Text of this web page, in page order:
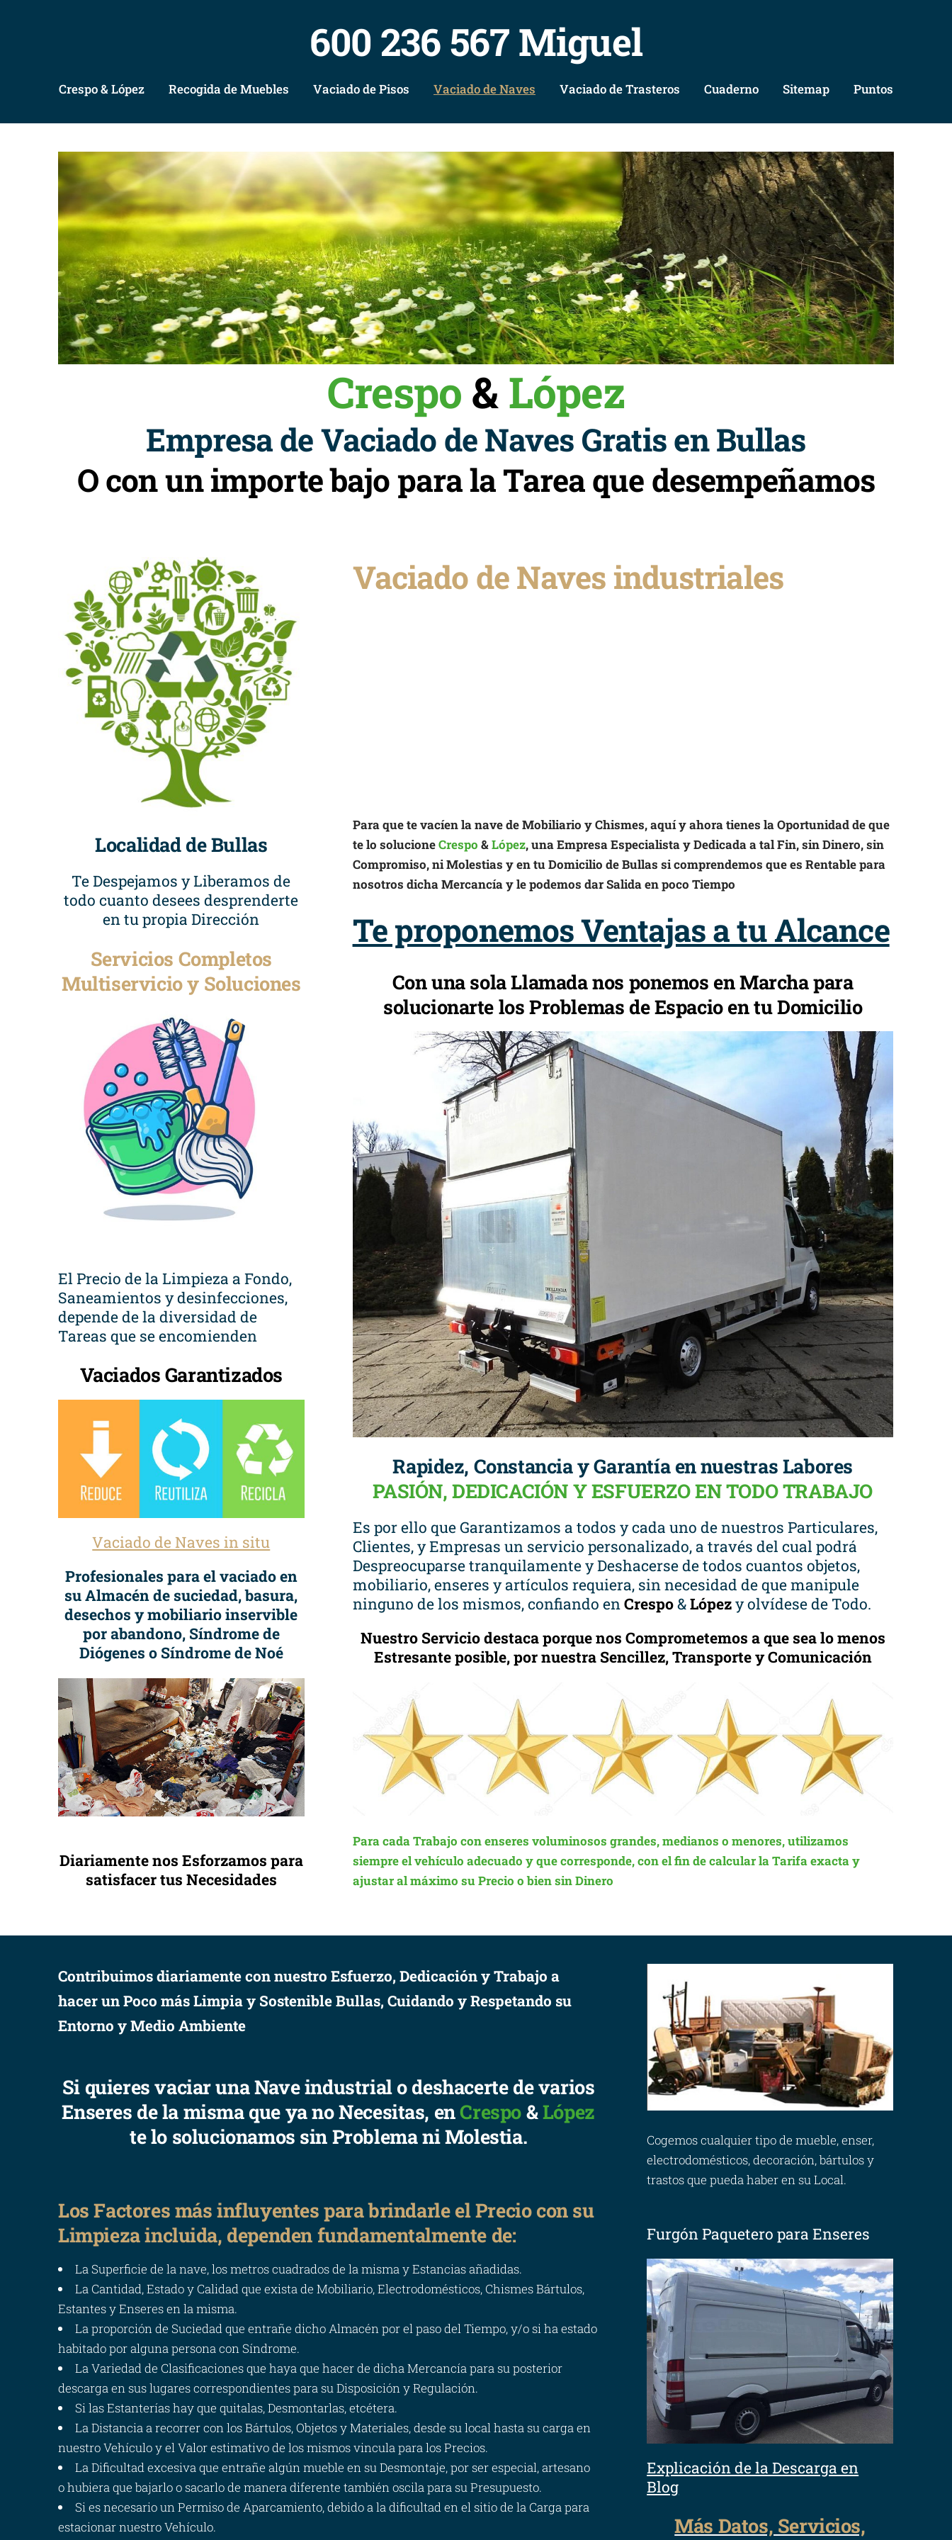
600 236 567 Miguel
Crespo & López Recogida de Muebles Vaciado de Pisos Vaciado de Naves Vaciado de Trasteros Cuaderno Sitemap Puntos
Crespo & López
Empresa de Vaciado de Naves Gratis en Bullas
O con un importe bajo para la Tarea que desempeñamos
Localidad de Bullas
Te Despejamos y Liberamos de
todo cuanto desees desprenderte
en tu propia Dirección
Servicios Completos
Multiservicio y Soluciones
El Precio de la Limpieza a Fondo,
Saneamientos y desinfecciones,
depende de la diversidad de
Tareas que se encomienden
Vaciados Garantizados
Vaciado de Naves in situ
Profesionales para el vaciado en
su Almacén de suciedad, basura,
desechos y mobiliario inservible
por abandono, Síndrome de
Diógenes o Síndrome de Noé
Diariamente nos Esforzamos para
satisfacer tus Necesidades
Vaciado de Naves industriales
Para que te vacíen la nave de Mobiliario y Chismes, aquí y ahora tienes la Oportunidad de que
te lo solucioneCrespo &López, una Empresa Especialista y Dedicada a tal Fin, sin Dinero, sin
Compromiso, ni Molestias y en tu Domicilio de Bullas si comprendemos que es Rentable para
nosotros dicha Mercancía y le podemos dar Salida en poco Tiempo
Te proponemos Ventajas a tu Alcance
Con una sola Llamada nos ponemos en Marcha para
solucionarte los Problemas de Espacio en tu Domicilio
Rapidez, Constancia y Garantía en nuestras Labores
PASIÓN, DEDICACIÓN Y ESFUERZO EN TODO TRABAJO
Es por ello que Garantizamos a todos y cada uno de nuestros Particulares,
Clientes, y Empresas un servicio personalizado, a través del cual podrá
Despreocuparse tranquilamente y Deshacerse de todos cuantos objetos,
mobiliario, enseres y artículos requiera, sin necesidad de que manipule
ninguno de los mismos, confiando enCrespo&Lópezy olvídese de Todo.
Nuestro Servicio destaca porque nos Comprometemos a que sea lo menos
Estresante posible, por nuestra Sencillez, Transporte y Comunicación
Para cada Trabajo con enseres voluminosos grandes, medianos o menores, utilizamos
siempre el vehículo adecuado y que corresponde, con el fin de calcular la Tarifa exacta y
ajustar al máximo su Precio o bien sin Dinero
Contribuimos diariamente con nuestro Esfuerzo, Dedicación y Trabajo a
hacer un Poco más Limpia y Sostenible Bullas, Cuidando y Respetando su
Entorno y Medio Ambiente
Si quieres vaciar una Nave industrial o deshacerte de varios
Enseres de la misma que ya no Necesitas, enCrespo&López
te lo solucionamos sin Problema ni Molestia.
Los Factores más influyentes para brindarle el Precio con su
Limpieza incluida, dependen fundamentalmente de:
La Superficie de la nave, los metros cuadrados de la misma y Estancias añadidas.
La Cantidad, Estado y Calidad que exista de Mobiliario, Electrodomésticos, Chismes Bártulos,
Estantes y Enseres en la misma.
La proporción de Suciedad que entrañe dicho Almacén por el paso del Tiempo, y/o si ha estado
habitado por alguna persona con Síndrome.
La Variedad de Clasificaciones que haya que hacer de dicha Mercancía para su posterior
descarga en sus lugares correspondientes para su Disposición y Regulación.
Si las Estanterías hay que quitalas, Desmontarlas, etcétera.
La Distancia a recorrer con los Bártulos, Objetos y Materiales, desde su local hasta su carga en
nuestro Vehículo y el Valor estimativo de los mismos vincula para los Precios.
La Dificultad excesiva que entrañe algún mueble en su Desmontaje, por ser especial, artesano
o hubiera que bajarlo o sacarlo de manera diferente también oscila para su Presupuesto.
Si es necesario un Permiso de Aparcamiento, debido a la dificultad en el sitio de la Carga para
estacionar nuestro Vehículo.
Cogemos cualquier tipo de mueble, enser,
electrodomésticos, decoración, bártulos y
trastos que pueda haber en su Local.
Furgón Paquetero para Enseres
Explicación de la Descarga en
Blog
Más Datos, Servicios,